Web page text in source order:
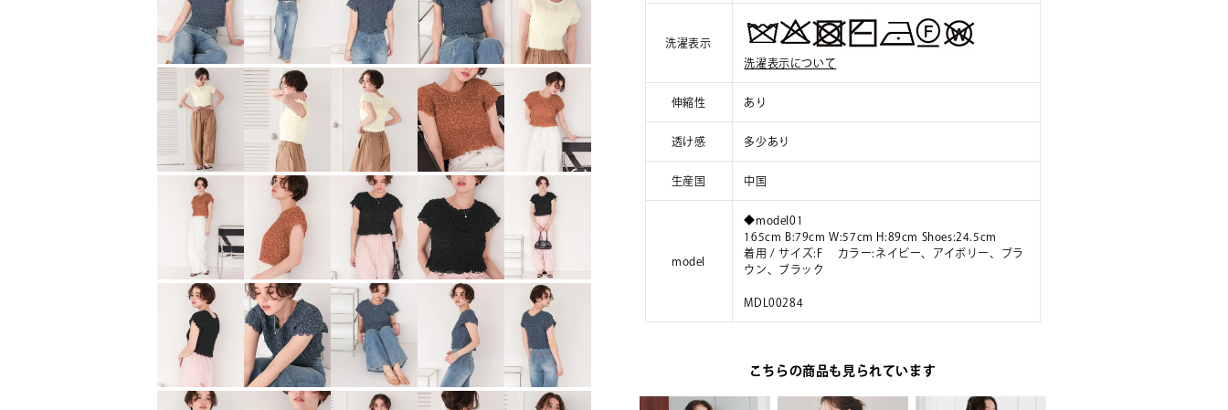
洗濯表示
洗濯表示について
伸縮性 あり
透け感 多少あり
生産国 中国
model
◆model01
165cm B:79cm W:57cm H:89cm Shoes:24.5cm
着用 / サイズ:F カラー:ネイビー、アイボリー、ブラ
ウン、ブラック
MDL00284
こちらの商品も見られています